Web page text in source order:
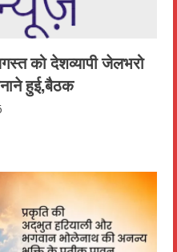
को देशव्यापी जेलभरो
हुई,बैठक